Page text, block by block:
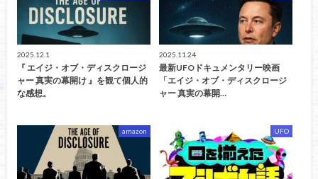
2025.12.1
『 エイジ・オブ・ディスクロージ
ャー 真実の幕開け 』を観て個人的
な感想。
2025.11.24
最新UFOドキュメンタリー映画
「エイジ・オブ・ディスクロージ
ャー 真実の幕開…
amazon UFO